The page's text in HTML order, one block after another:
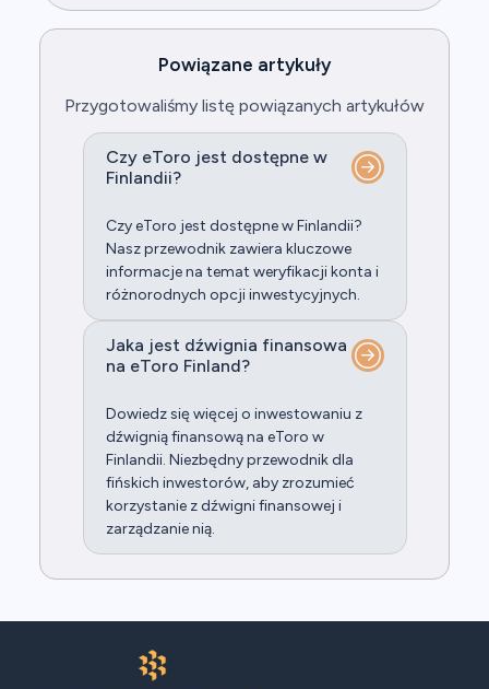
Powiązane artykuły
Przygotowaliśmy listę powiązanych artykułów
Czy eToro jest dostępne w
Finlandii?
Czy eToro jest dostępne w Finlandii?
Nasz przewodnik zawiera kluczowe
informacje na temat weryfikacji konta i
różnorodnych opcji inwestycyjnych.
Jaka jest dźwignia finansowa
na eToro Finland?
Dowiedz się więcej o inwestowaniu z
dźwignią finansową na eToro w
Finlandii. Niezbędny przewodnik dla
fińskich inwestorów, aby zrozumieć
korzystanie z dźwigni finansowej i
zarządzanie nią.